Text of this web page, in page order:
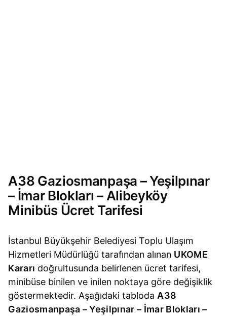
A38 Gaziosmanpaşa – Yeşilpınar
– İmar Blokları – Alibeyköy
Minibüs Ücret Tarifesi
İstanbul Büyükşehir Belediyesi Toplu Ulaşım
Hizmetleri Müdürlüğü tarafından alınan UKOME
Kararı doğrultusunda belirlenen ücret tarifesi,
minibüse binilen ve inilen noktaya göre değişiklik
göstermektedir. Aşağıdaki tabloda A38
Gaziosmanpaşa – Yeşilpınar – İmar Blokları –